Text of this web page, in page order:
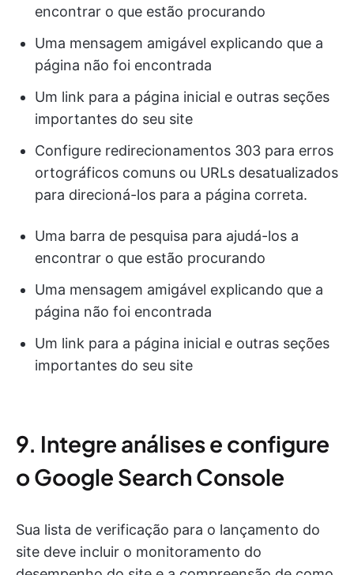
encontrar o que estão procurando
Uma mensagem amigável explicando que a
página não foi encontrada
Um link para a página inicial e outras seções
importantes do seu site
Configure redirecionamentos 303 para erros
ortográficos comuns ou URLs desatualizados
para direcioná-los para a página correta.
Uma barra de pesquisa para ajudá-los a
encontrar o que estão procurando
Uma mensagem amigável explicando que a
página não foi encontrada
Um link para a página inicial e outras seções
importantes do seu site
9. Integre análises e configure
o Google Search Console
Sua lista de verificação para o lançamento do
site deve incluir o monitoramento do